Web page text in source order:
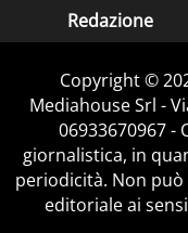
Redazione
Copyright ©
Mediahouse Srl -
06933670967 -
giornalistica, in
periodicità. Non
editoriale ai